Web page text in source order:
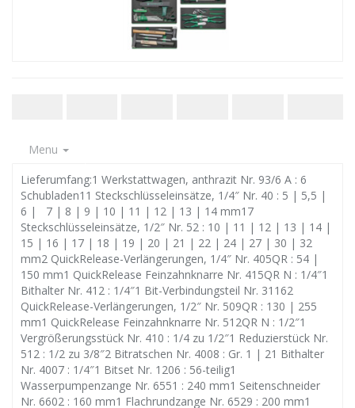
Menu
Lieferumfang:1 Werkstattwagen, anthrazit Nr. 93/6 A : 6
Schubladen11 Steckschlüsseleinsätze, 1/4″ Nr. 40 : 5 | 5,5 |
6 | 7 | 8 | 9 | 10 | 11 | 12 | 13 | 14 mm17
Steckschlüsseleinsätze, 1/2″ Nr. 52 : 10 | 11 | 12 | 13 | 14 |
15 | 16 | 17 | 18 | 19 | 20 | 21 | 22 | 24 | 27 | 30 | 32
mm2 QuickRelease-Verlängerungen, 1/4″ Nr. 405QR : 54 |
150 mm1 QuickRelease Feinzahnknarre Nr. 415QR N : 1/4″1
Bithalter Nr. 412 : 1/4″1 Bit-Verbindungsteil Nr. 31162
QuickRelease-Verlängerungen, 1/2″ Nr. 509QR : 130 | 255
mm1 QuickRelease Feinzahnknarre Nr. 512QR N : 1/2″1
Vergrößerungsstück Nr. 410 : 1/4 zu 1/2″1 Reduzierstück Nr.
512 : 1/2 zu 3/8″2 Bitratschen Nr. 4008 : Gr. 1 | 21 Bithalter
Nr. 4007 : 1/4″1 Bitset Nr. 1206 : 56-teilig1
Wasserpumpenzange Nr. 6551 : 240 mm1 Seitenschneider
Nr. 6602 : 160 mm1 Flachrundzange Nr. 6529 : 200 mm1